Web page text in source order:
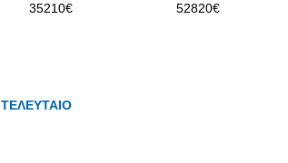
35210€ 52820€
ΤΕΛΕΥΤΑΙΟ